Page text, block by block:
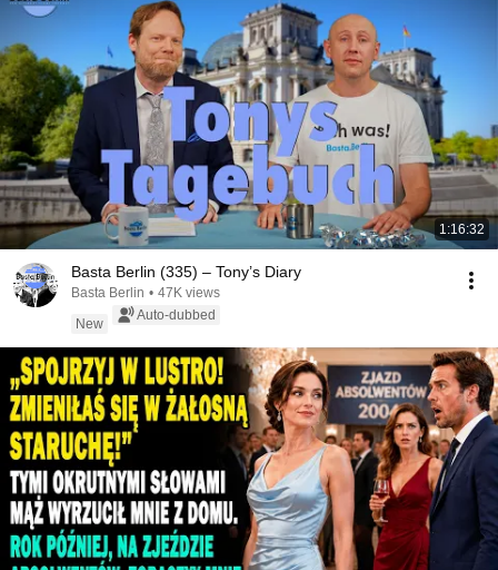
1:16:32
Basta Berlin (335) – Tony’s Diary
Basta Berlin • 47K views
New
Auto-dubbed